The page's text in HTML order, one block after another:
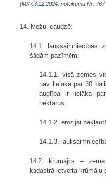
(MK03.12.2024. noteikumu Nr. 767
14. Mežu ieaudzē:
14.1. lauksaimniecības
šādām pazīmēm:
14.1.1. visā zemes
nav lielāka par 30
auglība ir lielāka
hektārus;
14.1.2. erozijai
14.1.3.
14.2. krūmājos –
kadastrā ietverta krūmāju